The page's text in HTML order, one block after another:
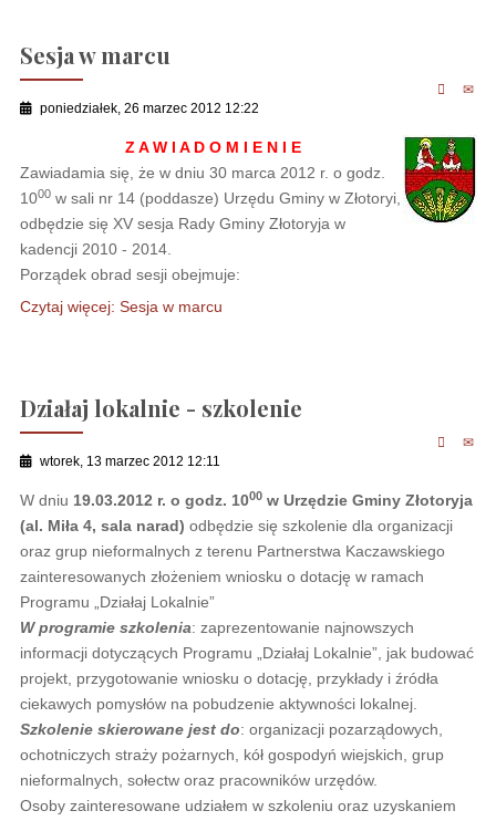
Sesja w marcu
poniedziałek, 26 marzec 2012 12:22
Z A W I A D O M I E N I E
Zawiadamia się, że w dniu 30 marca 2012 r. o godz.
1000w sali nr 14 (poddasze) Urzędu Gminy w Złotoryi,
odbędzie się XV sesja Rady Gminy Złotoryja w
kadencji 2010 - 2014.
Porządek obrad sesji obejmuje:
Czytaj więcej: Sesja w marcu
Działaj lokalnie - szkolenie
wtorek, 13 marzec 2012 12:11
W dniu 19.03.2012 r. o godz. 1000w Urzędzie Gminy Złotoryja
(al. Miła 4, sala narad) odbędzie się szkolenie dla organizacji
oraz grup nieformalnych z terenu Partnerstwa Kaczawskiego
zainteresowanych złożeniem wniosku o dotację w ramach
Programu „Działaj Lokalnie”
W programie szkolenia: zaprezentowanie najnowszych
informacji dotyczących Programu „Działaj Lokalnie”, jak budować
projekt, przygotowanie wniosku o dotację, przykłady i źródła
ciekawych pomysłów na pobudzenie aktywności lokalnej.
Szkolenie skierowane jest do: organizacji pozarządowych,
ochotniczych straży pożarnych, kół gospodyń wiejskich, grup
nieformalnych, sołectw oraz pracowników urzędów.
Osoby zainteresowane udziałem w szkoleniu oraz uzyskaniem